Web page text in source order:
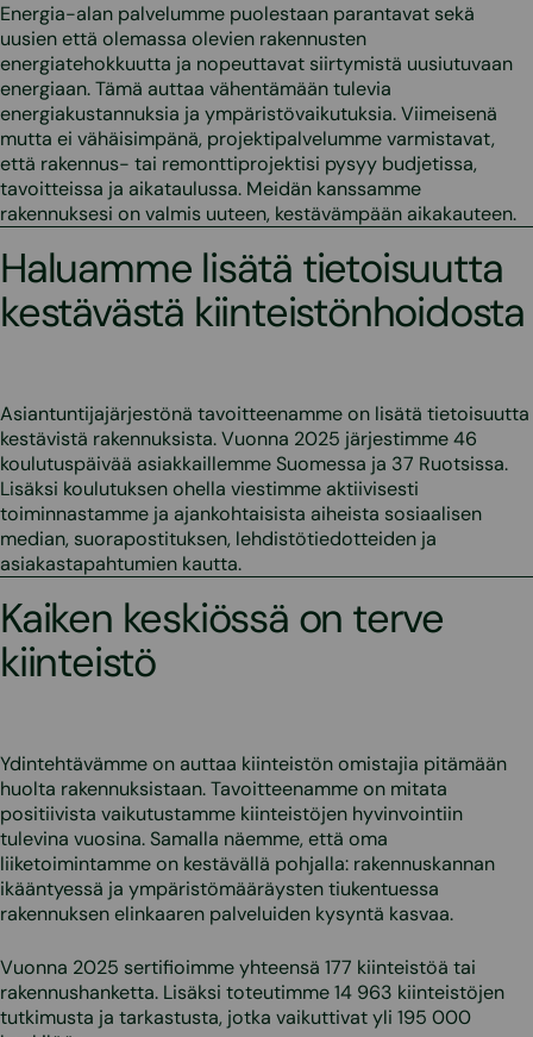
Energia-alan palvelumme puolestaan parantavat sekä
uusien että olemassa olevien rakennusten
energiatehokkuutta ja nopeuttavat siirtymistä uusiutuvaan
energiaan. Tämä auttaa vähentämään tulevia
energiakustannuksia ja ympäristövaikutuksia. Viimeisenä
mutta ei vähäisimpänä, projektipalvelumme varmistavat,
että rakennus- tai remonttiprojektisi pysyy budjetissa,
tavoitteissa ja aikataulussa. Meidän kanssamme
rakennuksesi on valmis uuteen, kestävämpään aikakauteen.
Haluamme lisätä tietoisuutta
kestävästä kiinteistönhoidosta
Asiantuntijajärjestönä tavoitteenamme on lisätä tietoisuutta
kestävistä rakennuksista. Vuonna 2025 järjestimme 46
koulutuspäivää asiakkaillemme Suomessa ja 37 Ruotsissa.
Lisäksi koulutuksen ohella viestimme aktiivisesti
toiminnastamme ja ajankohtaisista aiheista sosiaalisen
median, suorapostituksen, lehdistötiedotteiden ja
asiakastapahtumien kautta.
Kaiken keskiössä on terve
kiinteistö
Ydintehtävämme on auttaa kiinteistön omistajia pitämään
huolta rakennuksistaan. Tavoitteenamme on mitata
positiivista vaikutustamme kiinteistöjen hyvinvointiin
tulevina vuosina. Samalla näemme, että oma
liiketoimintamme on kestävällä pohjalla: rakennuskannan
ikääntyessä ja ympäristömääräysten tiukentuessa
rakennuksen elinkaaren palveluiden kysyntä kasvaa.
Vuonna 2025 sertifioimme yhteensä 177 kiinteistöä tai
rakennushanketta. Lisäksi toteutimme 14 963 kiinteistöjen
tutkimusta ja tarkastusta, jotka vaikuttivat yli 195 000